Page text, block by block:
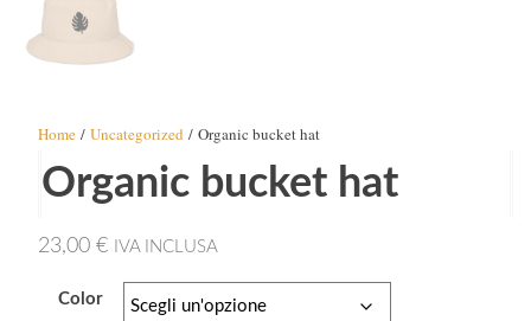
Home/ Uncategorized / Organic bucket hat
Organic bucket hat
23,00 € IVA INCLUSA
Color